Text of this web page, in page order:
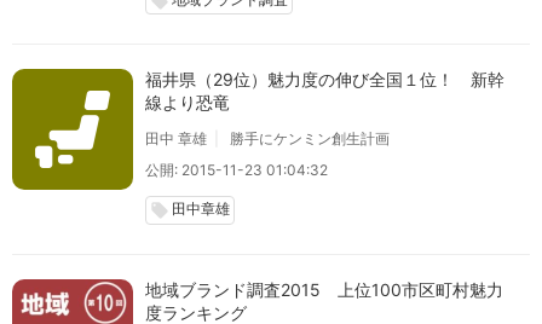
福井県（29位）魅力度の伸び全国１位！ 新幹
線より恐竜
田中 章雄
勝手にケンミン創生計画
公開: 2015-11-23 01:04:32
local_offer 田中章雄
地域ブランド調査2015 上位100市区町村魅力
度ランキング